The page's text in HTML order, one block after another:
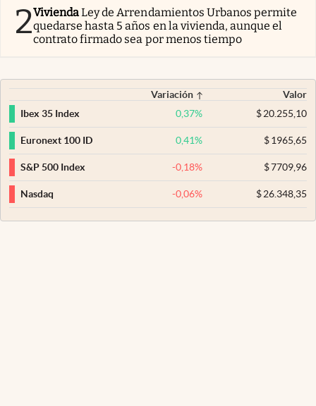
2ViviendaLey de Arrendamientos Urbanos permite
quedarse hasta 5 años en la vivienda, aunque el
contrato firmado sea por menos tiempo
Variación
Valor
Ibex 35 Index
0,37% $20.255,10
Euronext 100 ID 0,41% $1965,65
S&P 500 Index -0,18% $7709,96
Nasdaq -0,06% $26.348,35